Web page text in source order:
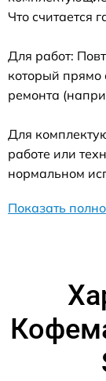
Что считается
Для работ:
который прямо
ремонта
Для
работе или
нормальном
Показать